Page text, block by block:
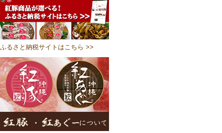
ふるさと納税サイトはこちら >>